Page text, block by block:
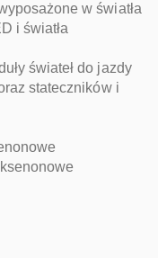
w światła
i światła
świateł do jazdy
stateczników i